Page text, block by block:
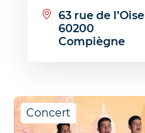
63 rue de l’Oise
60200
Compiègne
Concert